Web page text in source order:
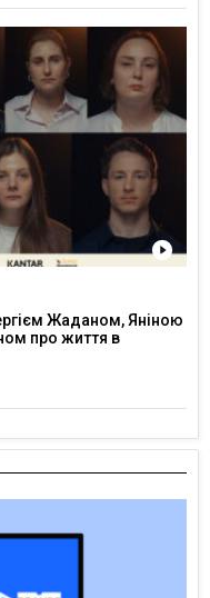
Жаданом, Яніною
про життя в